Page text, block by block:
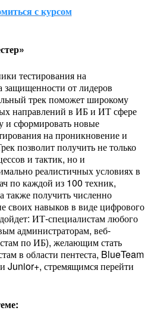
с курсом
тестирования на
защищенности от лидеров
трек поможет широкому
направлений в ИБ и ИТ сфере
и сформировать новые
на проникновение и
позволит получить не только
и тактик, но и
реалистичных условиях в
по каждой из 100 техник,
также получить численно
своих навыков в виде цифрового
ИТ-специалистам любого
администраторам, веб-
по ИБ), желающим стать
в области пентеста, BlueTeam
Junior+, стремящимся перейти